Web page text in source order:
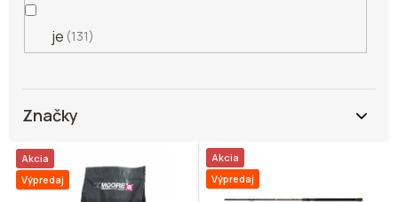
je 131
Značky
V
ý
p
Akcia
Výpredaj
Akcia
Výpredaj